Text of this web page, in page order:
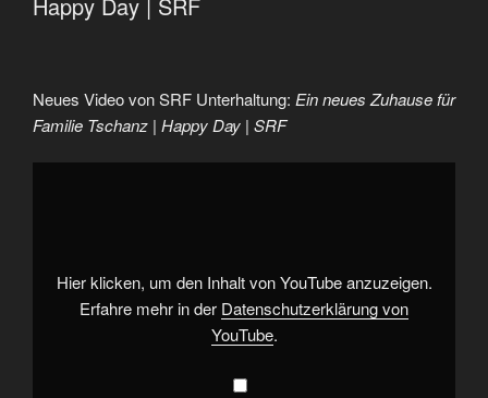
Neues Video von SRF Unterhaltung: Ein neues Zuhause für
Familie Tschanz | Happy Day | SRF
„Ein
Happy
DayHier klicken, um den Inhalt von YouTube anzuzeigen.
Erfahre mehr in der Datenschutzerklärung von
YouTube.